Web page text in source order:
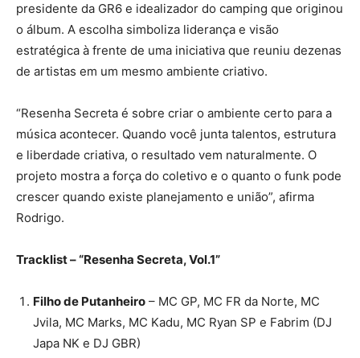
presidente da GR6 e idealizador do camping que originou
o álbum. A escolha simboliza liderança e visão
estratégica à frente de uma iniciativa que reuniu dezenas
de artistas em um mesmo ambiente criativo.
“Resenha Secreta é sobre criar o ambiente certo para a
música acontecer. Quando você junta talentos, estrutura
e liberdade criativa, o resultado vem naturalmente. O
projeto mostra a força do coletivo e o quanto o funk pode
crescer quando existe planejamento e união”, afirma
Rodrigo.
Tracklist – “Resenha Secreta, Vol.1”
Filho de Putanheiro – MC GP, MC FR da Norte, MC
Jvila, MC Marks, MC Kadu, MC Ryan SP e Fabrim (DJ
Japa NK e DJ GBR)